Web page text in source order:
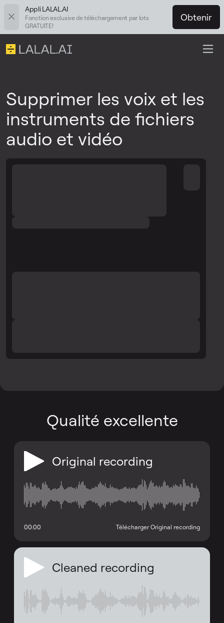
Appli LALAL.AI
Fonction exclusive de téléchargement par lots
GRATUITE!
Obtenir
Supprimer les voix et les
instruments de fichiers
audio et vidéo
Qualité excellente
Original recording
00:00 Télécharger Original recording
Cleaned recording